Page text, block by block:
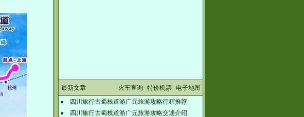
最新文章 火车查询 特价机票
电子地图
四川旅行古蜀栈道游广元旅游攻略行程推荐
四川旅行古蜀栈道游广元旅游攻略交通介绍